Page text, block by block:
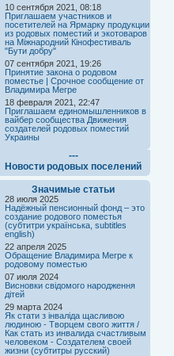
10 сентября 2021, 08:18
Приглашаем участников и
посетителей на Ярмарку продукции
из родовых поместий и экотоваров
на Міжнародний Кінофестиваль
"Бути добру"
07 сентября 2021, 19:26
Принятие закона о родовом
поместье | Срочное сообщение от
Владимира Мегре
18 февраля 2021, 22:47
Приглашаем единомышленников в
вайбер сообщества Движения
создателей родовых поместий
Украины
---
Новости родовых поселений
Значимые статьи
28 июля 2025
Надёжный пенсионный фонд – это
создание родового поместья
(субтитри українська, subtitles
english)
22 апреля 2025
Обращение Владимира Мегре к
родовому поместью
07 июля 2024
Висновки свідомого народження
дітей
29 марта 2024
Як стати з інваліда щасливою
людиною - Творцем свого життя /
Как стать из инвалида счастливым
человеком - Создателем своей
жизни (субтитры русский)